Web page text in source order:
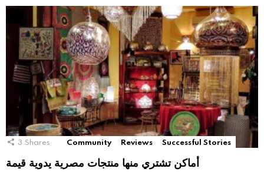
3 Shares Community Reviews Successful Stories
أماكن تشتري منها منتجات مصرية يدوية قيمة